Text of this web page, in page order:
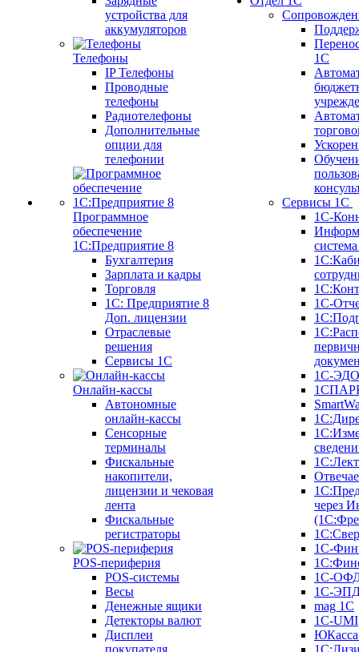
устройства для
аккумуляторов
Телефоны
IP Телефоны
Проводные
телефоны
Радиотелефоны
Дополнительные
опции для
телефонии
Программное
обеспечение
1С:Предприятие 8
Бухгалтерия
Зарплата и кадры
Торговля
1C: Предприятие 8
Доп. лицензии
Отраслевые
решения
Сервисы 1С
Онлайн-кассы
Автономные
онлайн-кассы
Сенсорные
терминалы
Фискальные
накопители,
лицензии и чековая
лента
Фискальные
регистраторы
POS-периферия
POS-системы
Весы
Денежные ящики
Детекторы валют
Дисплеи
покупателя
1С
Сервисы 1С
1С-
1С-
1С-ЭДО
через
1С-
1С-
1С-
mag 1C
1C-UMI